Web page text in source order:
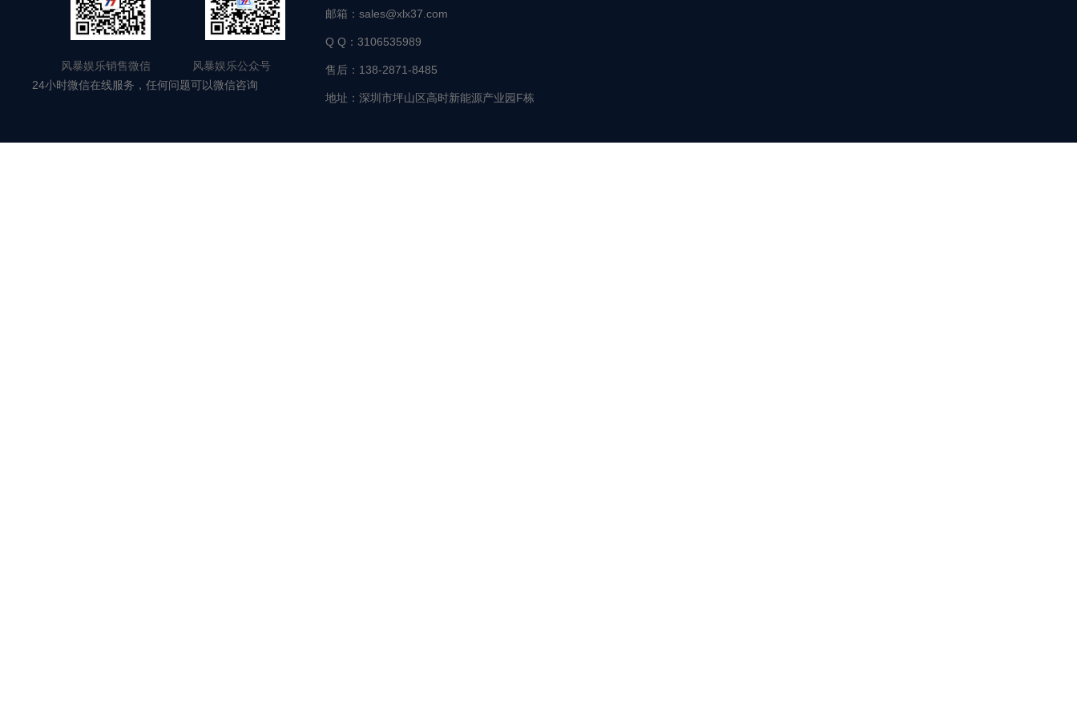
风暴娱乐销售微信 风暴娱乐公众号
24小时微信在线服务，任何问题可以微信咨询
邮箱： sales@xlx37.com
Q Q： 3106535989
售后： 138-2871-8485
地址： 深圳市坪山区高时新能源产业园F栋